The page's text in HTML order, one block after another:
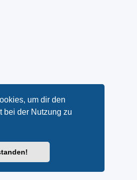
um dir den
bei der Nutzung zu